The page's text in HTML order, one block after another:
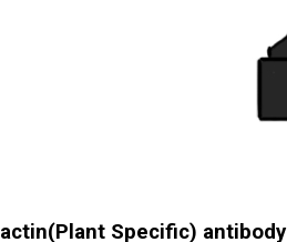
actin(Plant Specific) antibody